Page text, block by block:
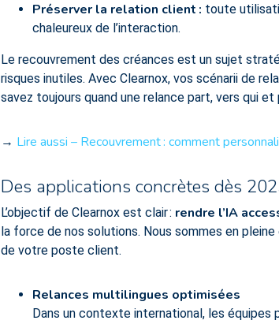
Préserver la relation client : toute
chaleureux de l’interaction.
Le recouvrement des créances est un sujet
risques inutiles. Avec Clearnox, vos scénarii de
savez toujours quand une relance part, vers qui et
→ Lire aussi – Recouvrement : comment
Des applications concrètes dès
L’objectif de Clearnox est clair : rendre l’IA
la force de nos solutions. Nous sommes en
de votre poste client.
Relances multilingues optimisées
Dans un contexte international, les